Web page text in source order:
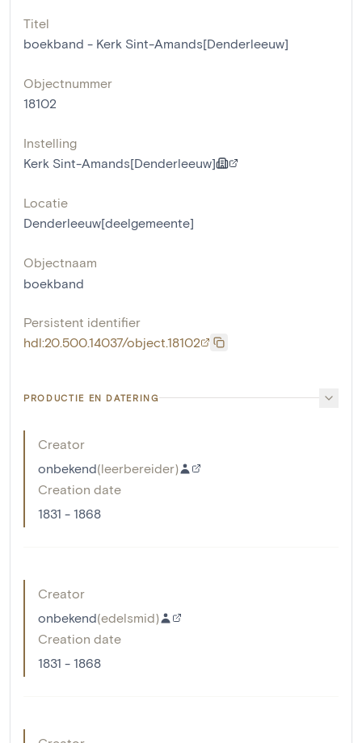
Titel
boekband - Kerk Sint-Amands[Denderleeuw]
Objectnummer
18102
Instelling
Kerk Sint-Amands[Denderleeuw]
Locatie
Denderleeuw[deelgemeente]
Objectnaam
boekband
Persistent identifier
hdl:20.500.14037/object.18102
PRODUCTIE EN DATERING
Creator
onbekend(leerbereider)
Creation date
1831 - 1868
Creator
onbekend(edelsmid)
Creation date
1831 - 1868